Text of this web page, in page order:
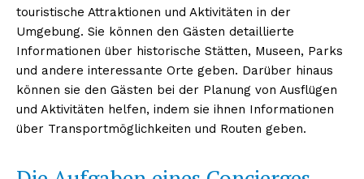
touristische Attraktionen und Aktivitäten in der
Umgebung. Sie können den Gästen detaillierte
Informationen über historische Stätten, Museen, Parks
und andere interessante Orte geben. Darüber hinaus
können sie den Gästen bei der Planung von Ausflügen
und Aktivitäten helfen, indem sie ihnen Informationen
über Transportmöglichkeiten und Routen geben.